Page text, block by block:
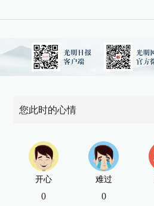
您此时的心情
开心
0
难过
0